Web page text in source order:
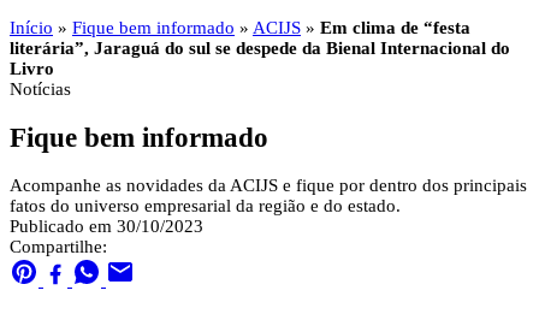
Início » Fique bem informado » ACIJS » Em clima de “festa
literária”, Jaraguá do sul se despede da Bienal Internacional do
Livro
Notícias
Fique bem informado
Acompanhe as novidades da ACIJS e fique por dentro dos principais
fatos do universo empresarial da região e do estado.
Publicado em 30/10/2023
Compartilhe: